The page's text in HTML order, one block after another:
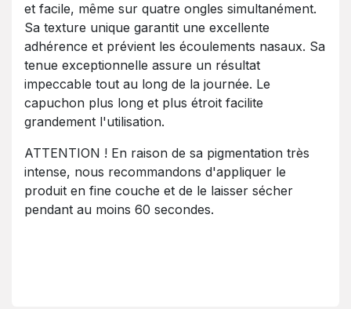
et facile, même sur quatre ongles simultanément.
Sa texture unique garantit une excellente
adhérence et prévient les écoulements nasaux. Sa
tenue exceptionnelle assure un résultat
impeccable tout au long de la journée. Le
capuchon plus long et plus étroit facilite
grandement l'utilisation.
ATTENTION ! En raison de sa pigmentation très
intense, nous recommandons d'appliquer le
produit en fine couche et de le laisser sécher
pendant au moins 60 secondes.